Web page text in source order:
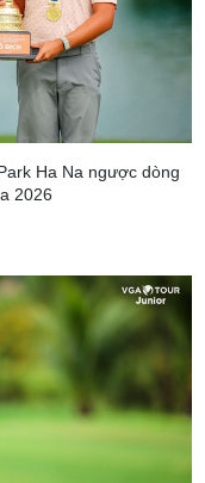
Ha Na ngược dòng
2026